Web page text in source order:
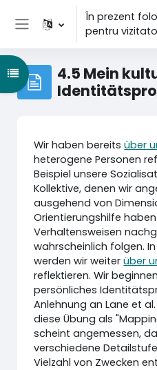
Sari la conţinutul principal
Panou lateral
În prezent
pentru
4.5 Mein
Deschide Indexul cursului
Wir haben bereitsüber
heterogene Personen
Beispiel unsere
Kollektive, denen wir
ausgehend von
Orientierungshilfe
Verhaltensweisen
wahrscheinlich folgen.
werden wir weiterüber
reflektieren. Wir
persönliches
Anlehnung an Lane et
diese Übung als
scheint angemessen,
verschiedene
Vielzahl von Zwecken